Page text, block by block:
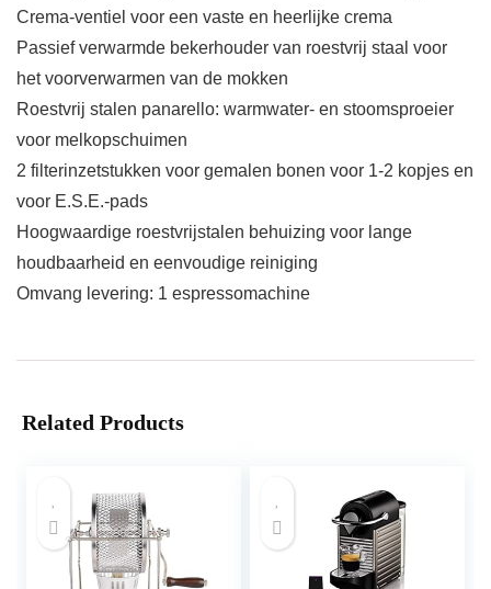
Crema-ventiel voor een vaste en heerlijke crema
Passief verwarmde bekerhouder van roestvrij staal voor
het voorverwarmen van de mokken
Roestvrij stalen panarello: warmwater- en stoomsproeier
voor melkopschuimen
2 filterinzetstukken voor gemalen bonen voor 1-2 kopjes en
voor E.S.E.-pads
Hoogwaardige roestvrijstalen behuizing voor lange
houdbaarheid en eenvoudige reiniging
Omvang levering: 1 espressomachine
Related Products